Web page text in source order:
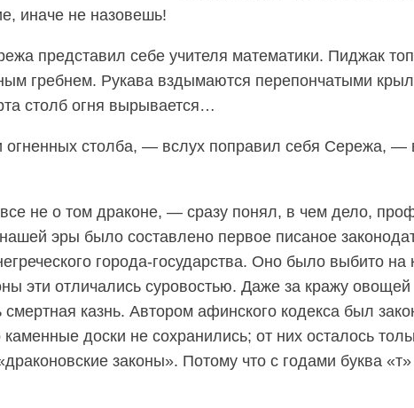
иначе не назовешь!
представил себе учителя математики. Пиджак
гребнем. Рукава вздымаются перепончатыми
столб огня вырывается…
огненных столба, — вслух поправил себя Сережа, —
не о том драконе, — сразу понял, в чем дело,
эры было составлено первое писаное
города-государства. Оно было выбито на
эти отличались суровостью. Даже за кражу овощей
смертная казнь. Автором афинского кодекса был
каменные доски не сохранились; от них осталось
законы». Потому что с годами буква